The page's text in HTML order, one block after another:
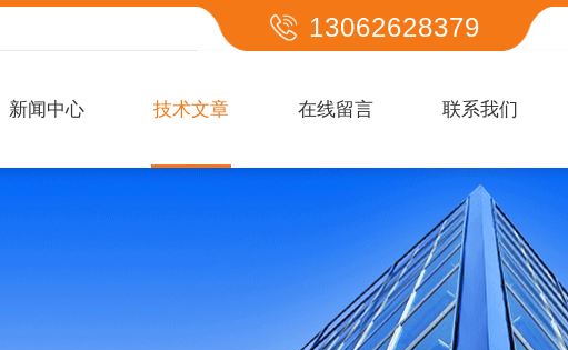
13062628379
新闻中心 技术文章 在线留言 联系我们